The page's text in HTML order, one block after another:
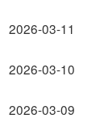
2026-03-11
2026-03-10
2026-03-09